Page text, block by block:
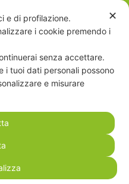
Toggle
✕
e di profilazione.
i cookie premendo i
senza accettare.
i tuoi dati personali possono
e misurare